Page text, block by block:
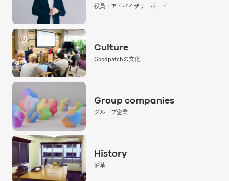
役員・アドバイザリーボード
Culture
Goodpatchの文化
Group companies
グループ企業
History
沿革